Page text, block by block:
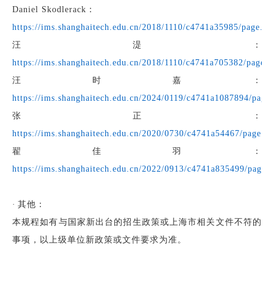
Daniel Skodlerack ：
https://ims.shanghaitech.edu.cn/2018/1110/c4741a35985/
汪湜
：
https://ims.shanghaitech.edu.cn/2018/1110/c4741a705382/
汪时嘉：
https://ims.shanghaitech.edu.cn/2024/0119/c4741a1087894/
张正：
https://ims.shanghaitech.edu.cn/2020/0730/c4741a54467/
翟佳羽
：
https://ims.shanghaitech.edu.cn/2022/0913/c4741a835499/
· 其他：
本规程如有与国家新出台的招生政策或上海市相关文件不符的
事项，以上级单位新政策或文件要求为准。